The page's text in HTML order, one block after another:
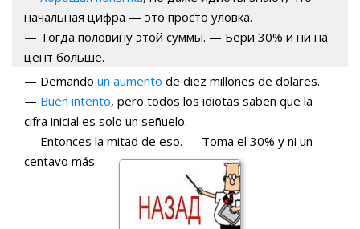
начальная цифра — это просто уловка.
— Тогда половину этой суммы. — Бери 30% и ни на
цент больше.
— Demando un aumento de diez millones de dolares.
— Buen intento, pero todos los idiotas saben que la
cifra inicial es solo un señuelo.
— Entonces la mitad de eso. — Toma el 30% y ni un
centavo más.